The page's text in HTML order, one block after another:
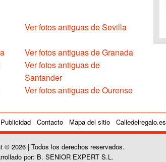
Ver fotos antiguas de Sevilla
Ver fotos antiguas de Granada
Ver fotos antiguas de
Santander
Ver fotos antiguas de Ourense
Publicidad Contacto Mapa del sitio Calledelregalo.es
© 2026 | Todos los derechos reservados.
por: B. SENIOR EXPERT S.L.